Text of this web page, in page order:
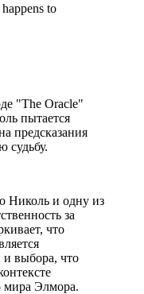
to
"The Oracle"
пытается
предсказания
судьбу.
Николь и одну из
за
что
и выбора, что
мира Элмора.